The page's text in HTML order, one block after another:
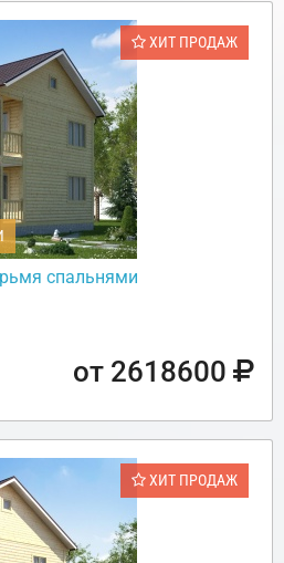
ХИТ ПРОДАЖ
спальнями
от 2618600
ХИТ ПРОДАЖ